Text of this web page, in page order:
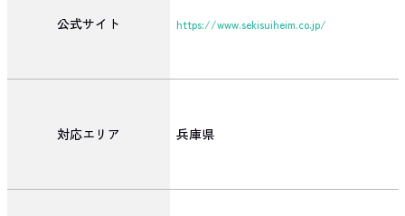
公式サイト https://www.sekisuiheim.co.jp/
対応エリア 兵庫県